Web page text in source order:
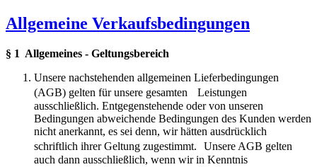
Allgemeine Verkaufsbedingungen
§ 1 Allgemeines - Geltungsbereich
Unsere nachstehenden allgemeinen Lieferbedingungen
(AGB) gelten für unsere gesamten Leistungen
ausschließlich. Entgegenstehende oder von unseren
Bedingungen abweichende Bedingungen des Kunden werden
nicht anerkannt, es sei denn, wir hätten ausdrücklich
schriftlich ihrer Geltung zugestimmt. Unsere AGB gelten
auch dann ausschließlich, wenn wir in Kenntnis